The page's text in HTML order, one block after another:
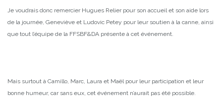
Je voudrais donc remercier Hugues Relier pour son accueil et son aide lors
de la journée, Geneviève et Ludovic Petey pour leur soutien à la canne, ainsi
que tout l’équipe de la FFSBF&DA présente à cet événement.
Mais surtout à Camillo, Marc, Laura et Maël pour leur participation et leur
bonne humeur, car sans eux, cet événement n’aurait pas été possible.